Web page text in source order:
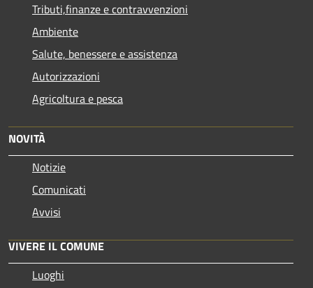
Tributi,finanze e contravvenzioni
Ambiente
Salute, benessere e assistenza
Autorizzazioni
Agricoltura e pesca
NOVITÀ
Notizie
Comunicati
Avvisi
VIVERE IL COMUNE
Luoghi